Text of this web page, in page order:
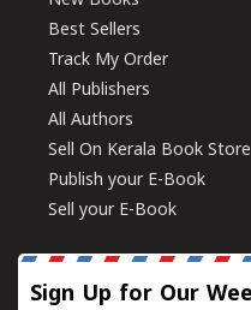
Best Sellers
Track My Order
All Publishers
All Authors
Sell On Kerala Book Store
Publish your E-Book
Sell your E-Book
Sign Up for Our